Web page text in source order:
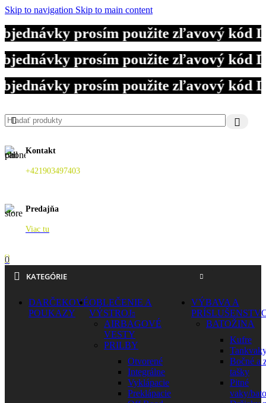
Skip to navigation Skip to main content
prosím použite zľavový kód
prosím použite zľavový kód
prosím použite zľavový kód
Kontakt
+421903497403
Predajňa
Viac tu
0
KATEGÓRIE
DARČEKOVÉ
POUKAZY
OBLEČENIE A
VÝSTROJ
AIRBAGOVÉ
VESTY
PRILBY
Otvorené
Integrálne
Vyklápacie
Preklápacie
VÝBAVA A
BATOŽINA
Kufre
Bočné a
tašky
Pitné
vaky/